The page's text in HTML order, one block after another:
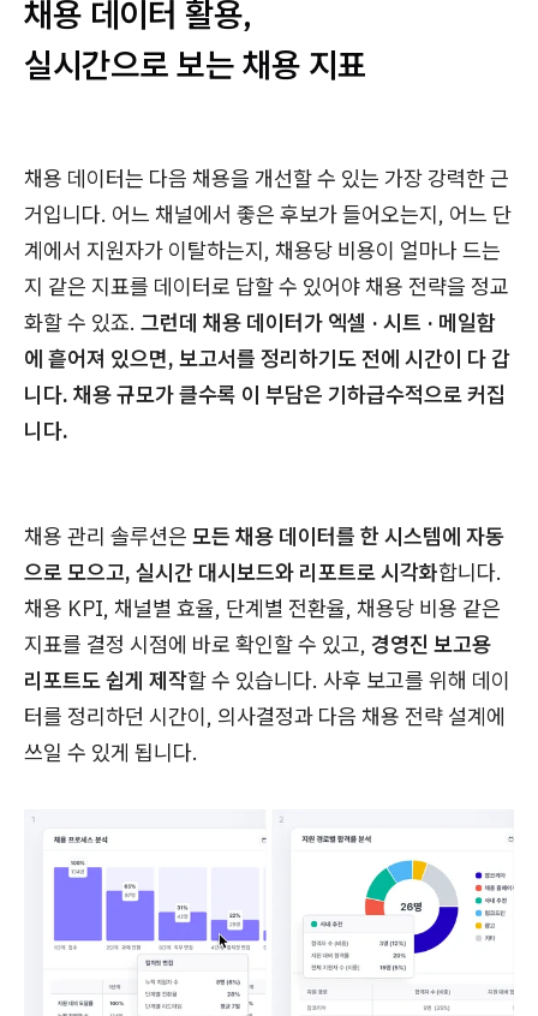
채용 데이터 활용,
실시간으로 보는 채용 지표
채용 데이터는 다음 채용을 개선할 수 있는 가장 강력한 근
거입니다. 어느 채널에서 좋은 후보가 들어오는지, 어느 단
계에서 지원자가 이탈하는지, 채용당 비용이 얼마나 드는
지 같은 지표를 데이터로 답할 수 있어야 채용 전략을 정교
화할 수 있죠. 그런데 채용 데이터가 엑셀 · 시트 · 메일함
에 흩어져 있으면, 보고서를 정리하기도 전에 시간이 다 갑
니다. 채용 규모가 클수록 이 부담은 기하급수적으로 커집
니다.
채용 관리 솔루션은 모든 채용 데이터를 한 시스템에 자동
으로 모으고, 실시간 대시보드와 리포트로 시각화합니다.
채용 KPI, 채널별 효율, 단계별 전환율, 채용당 비용 같은
지표를 결정 시점에 바로 확인할 수 있고, 경영진 보고용
리포트도 쉽게 제작할 수 있습니다. 사후 보고를 위해 데이
터를 정리하던 시간이, 의사결정과 다음 채용 전략 설계에
쓰일 수 있게 됩니다.